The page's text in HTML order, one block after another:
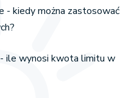
- kiedy można zastosować
ile wynosi kwota limitu w